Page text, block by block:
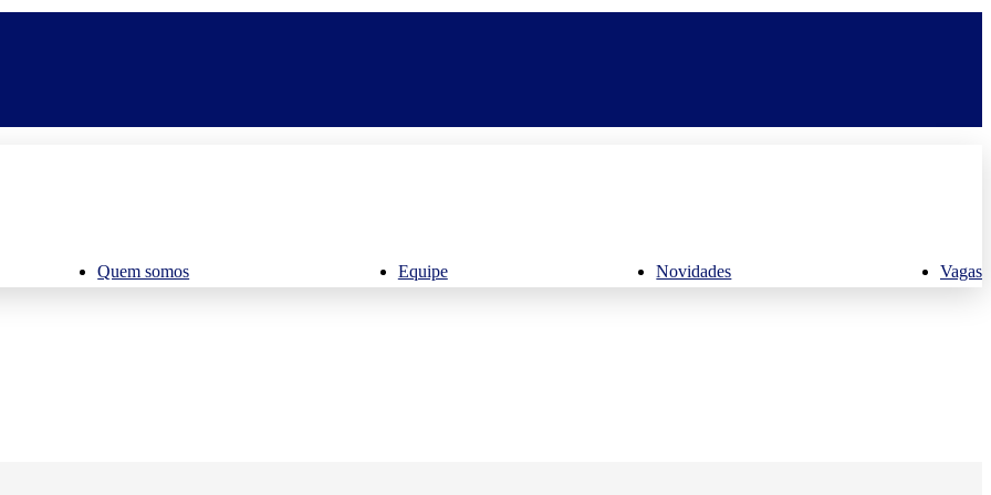
Quem somos Equipe Novidades Vagas